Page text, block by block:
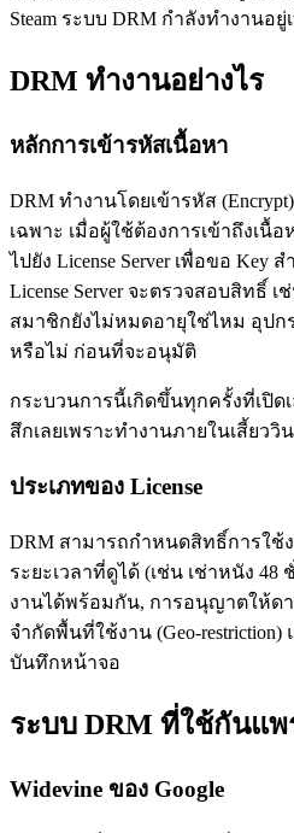
Steam ระบบ DRM กำลังทำงานอยู่
DRM ทำงานอย่างไร
หลักการเข้ารหัสเนื้อหา
DRM ทำงานโดยเข้ารหัส
เฉพาะ เมื่อผู้ใช้ต้องการเข้าถึงเนื้
ไปยัง License Server เพื่อขอ Key
License Server จะตรวจสอบสิทธิ์
สมาชิกยังไม่หมดอายุใช่ไหม อุป
หรือไม่ ก่อนที่จะอนุมัติ
กระบวนการนี้เกิดขึ้นทุกครั้งที่เปิด
สึกเลยเพราะทำงานภายในเสี้ยววิ
ประเภทของ License
DRM สามารถกำหนดสิทธิ์การใช้
ระยะเวลาที่ดูได้ (เช่น เช่าหนัง
งานได้พร้อมกัน, การอนุญาตให้ด
จำกัดพื้นที่ใช้งาน (Geo-
บันทึกหน้าจอ
ระบบ DRM ที่ใช้กันแพ
Widevine ของ Google